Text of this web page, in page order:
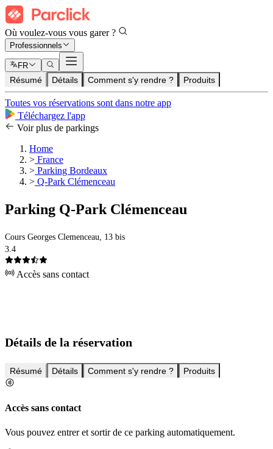
Où voulez-vous vous garer ?
Professionnels
FR
Résumé Détails Comment s'y rendre ? Produits
Toutes vos réservations sont dans notre app
Téléchargez l'app
Voir plus de parkings
Home
> France
> Parking Bordeaux
> Q-Park Clémenceau
Parking Q-Park Clémenceau
Cours Georges Clemenceau, 13 bis
3.4
Accès sans contact
Détails de la réservation
Résumé Détails Comment s'y rendre ? Produits
Accès sans contact
Vous pouvez entrer et sortir de ce parking automatiquement.